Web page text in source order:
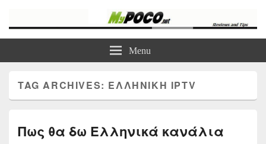
Τα καλύτερα Reviews , Συγκρίσεις , VPN , Webhosting
Menu
TAG ARCHIVES: ΕΛΛΗΝΙΚΉ IPTV
Πως θα δω Ελληνικά κανάλια